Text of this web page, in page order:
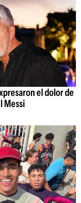
el dolor de
Messi